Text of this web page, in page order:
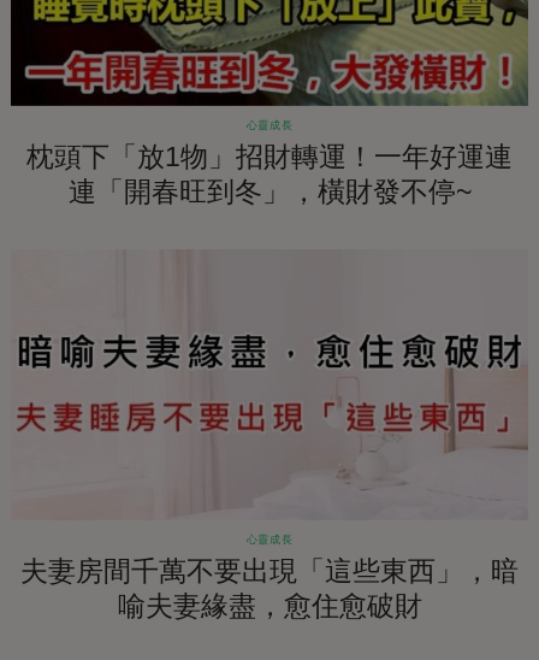
心靈成長
枕頭下「放1物」招財轉運！一年好運連
連「開春旺到冬」，橫財發不停~
心靈成長
夫妻房間千萬不要出現「這些東西」，暗
喻夫妻緣盡，愈住愈破財